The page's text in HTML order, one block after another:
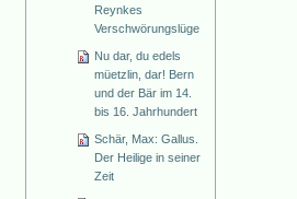
Reynkes
Verschwörungslüge
Nu dar, du edels
müetzlin, dar! Bern
und der Bär im 14.
bis 16. Jahrhundert
Schär, Max: Gallus.
Der Heilige in seiner
Zeit